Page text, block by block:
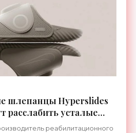
шлепанцы Hyperslides
расслабить усталые
- «Гаджеты»
реабилитационного